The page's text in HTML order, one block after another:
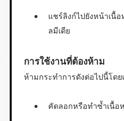
แชร์ลิงก์ไปยังหน้าเนื้อ
ลมีเดีย
การใช้งานที่ต้องห้าม
ห้ามกระทำการดังต่อไปนี้โดย
คัดลอกหรือทำซ้ำเนื้อ